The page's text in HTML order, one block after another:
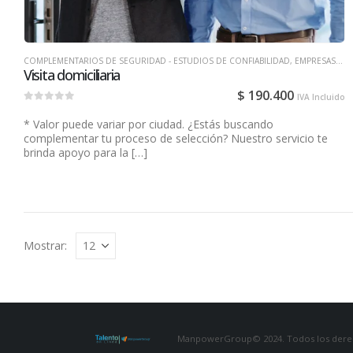
COMPLEMENTARIOS DE SEGURIDAD - ESTUDIOS DE CONFIABILIDAD, EMPRESAS,
Visita domiciliaria
* Valor puede variar por ciudad. ¿Estás buscando
complementar tu proceso de selección? Nuestro servicio te
brinda apoyo para la […]
$ 190.400 IVA Incluido
Mostrar:
ManpowerGroup© 2024. Todos los